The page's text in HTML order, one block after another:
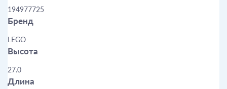
194977725
Бренд
LEGO
Высота
27.0
Длина